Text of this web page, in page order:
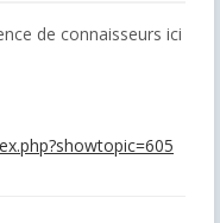
de connaisseurs ici